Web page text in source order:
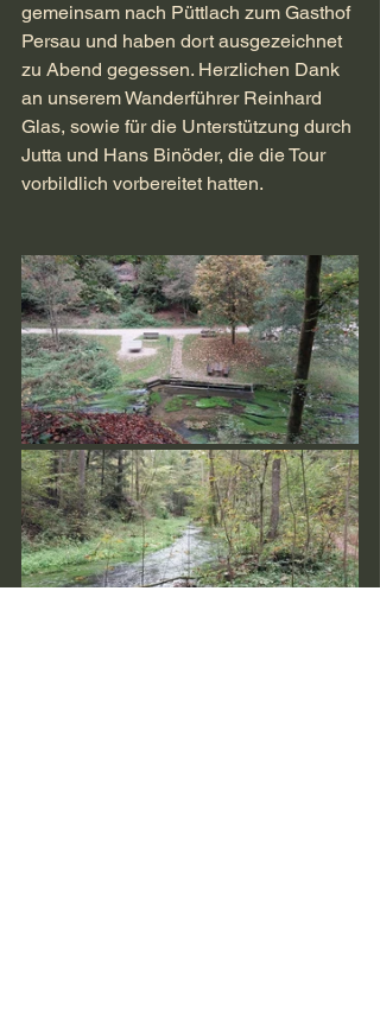
gemeinsam nach Püttlach zum Gasthof
Persau und haben dort ausgezeichnet
zu Abend gegessen. Herzlichen Dank
an unserem Wanderführer Reinhard
Glas, sowie für die Unterstützung durch
Jutta und Hans Binöder, die die Tour
vorbildlich vorbereitet hatten.